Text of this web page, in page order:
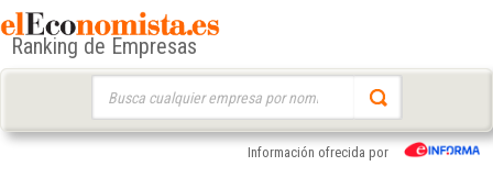
Ranking de Empresas
Información ofrecida por